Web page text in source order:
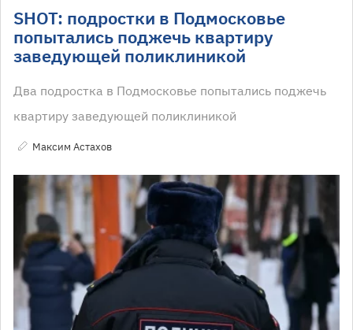
SHOT: подростки в Подмосковье
попытались поджечь квартиру
заведующей поликлиникой
Два подростка в Подмосковье попытались поджечь
квартиру заведующей поликлиникой
Максим Астахов